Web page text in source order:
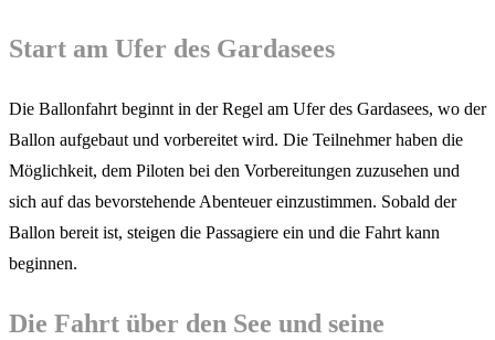
Start am Ufer des Gardasees
Die Ballonfahrt beginnt in der Regel am Ufer des Gardasees, wo der
Ballon aufgebaut und vorbereitet wird. Die Teilnehmer haben die
Möglichkeit, dem Piloten bei den Vorbereitungen zuzusehen und
sich auf das bevorstehende Abenteuer einzustimmen. Sobald der
Ballon bereit ist, steigen die Passagiere ein und die Fahrt kann
beginnen.
Die Fahrt über den See und seine